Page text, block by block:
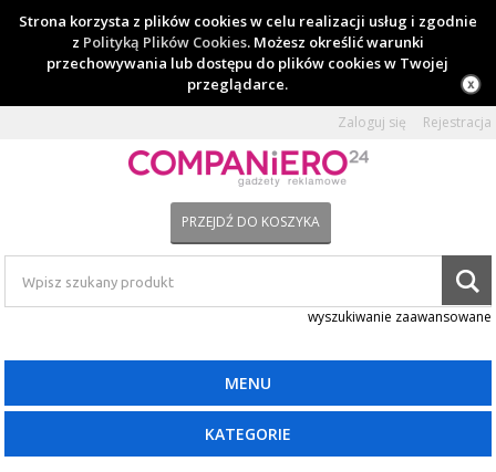
Strona korzysta z plików cookies w celu realizacji usług i zgodnie
z Polityką Plików Cookies. Możesz określić warunki
przechowywania lub dostępu do plików cookies w Twojej
przeglądarce.
Zaloguj się Rejestracja
PRZEJDŹ DO KOSZYKA
wyszukiwanie zaawansowane
MENU
KATEGORIE